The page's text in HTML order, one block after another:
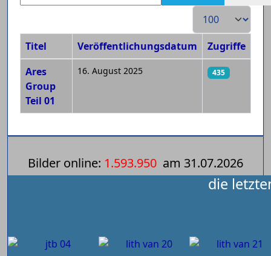
Anzeige #
Beiträge
Titel Veröffentlichungsdatum
Zugriffe
Ares
Group
Teil 01
16. August 2025 435
Bilder online: 1.593.950 am 31.07.2026
die